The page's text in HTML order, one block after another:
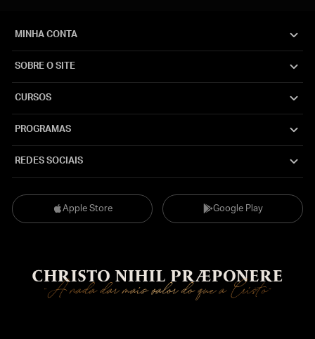
Apple Store Google Play
MINHA CONTA
SOBRE O SITE
CURSOS
PROGRAMAS
REDES SOCIAIS